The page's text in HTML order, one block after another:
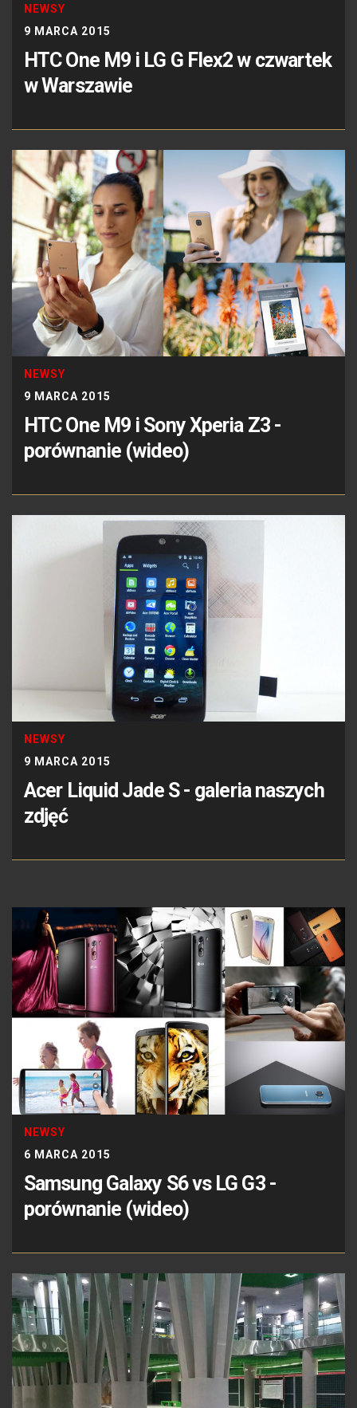
NEWSY
9 MARCA 2015
HTC One M9 i LG G Flex2 w czwartek
w Warszawie
NEWSY
9 MARCA 2015
HTC One M9 i Sony Xperia Z3 -
porównanie (wideo)
NEWSY
9 MARCA 2015
Acer Liquid Jade S - galeria naszych
zdjęć
NEWSY
6 MARCA 2015
Samsung Galaxy S6 vs LG G3 -
porównanie (wideo)